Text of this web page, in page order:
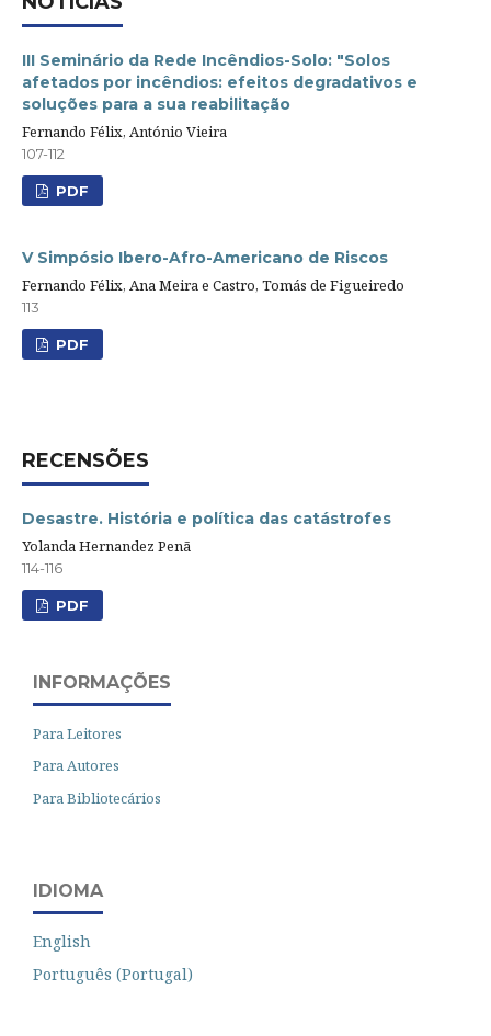
III Seminário da Rede Incêndios-Solo: "Solos
afetados por incêndios: efeitos degradativos e
soluções para a sua reabilitação
Fernando Félix, António Vieira
107-112
PDF
V Simpósio Ibero-Afro-Americano de Riscos
Fernando Félix, Ana Meira e Castro, Tomás de Figueiredo
113
PDF
RECENSÕES
Desastre. História e política das catástrofes
Yolanda Hernandez Penã
114-116
PDF
INFORMAÇÕES
Para Leitores
Para Autores
Para Bibliotecários
IDIOMA
English
Português (Portugal)